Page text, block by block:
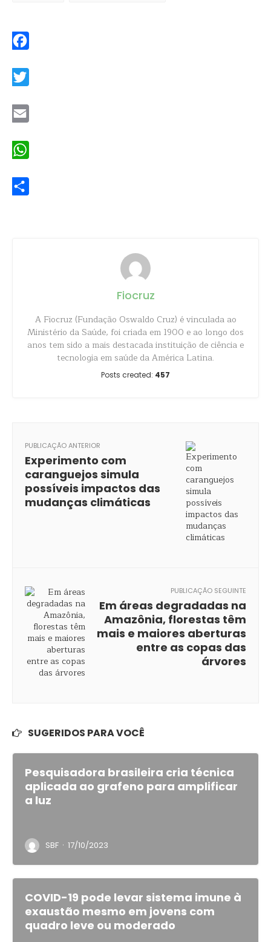
Fiocruz
A Fiocruz (Fundação Oswaldo Cruz) é vinculada ao
Ministério da Saúde, foi criada em 1900 e ao longo dos
anos tem sido a mais destacada instituição de ciência e
tecnologia em saúde da América Latina.
Posts created: 457
PUBLICAÇÃO ANTERIOR
Experimento com
caranguejos simula
possíveis impactos das
mudanças climáticas
PUBLICAÇÃO SEGUINTE
Em áreas degradadas na
Amazônia, florestas têm
mais e maiores aberturas
entre as copas das
árvores
SUGERIDOS PARA VOCÊ
Pesquisadora brasileira cria técnica
aplicada ao grafeno para amplificar
a luz
SBF · 17/10/2023
COVID-19 pode levar sistema imune à
exaustão mesmo em jovens com
quadro leve ou moderado